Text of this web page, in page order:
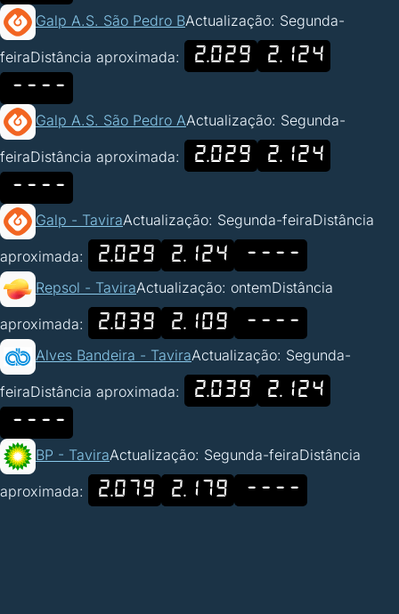
Galp A.S. São Pedro BActualização: Segunda-
feiraDistância aproximada: 2.029
2.124
----
Galp A.S. São Pedro AActualização: Segunda-
feiraDistância aproximada: 2.029
2.124
----
Galp - TaviraActualização: Segunda-feiraDistância
aproximada: 2.029 2.124 ----
Repsol - TaviraActualização: ontemDistância
aproximada: 2.039 2.109 ----
Alves Bandeira - TaviraActualização: Segunda-
feiraDistância aproximada: 2.039
2.124
----
BP - TaviraActualização: Segunda-feiraDistância
aproximada: 2.079 2.179 ----